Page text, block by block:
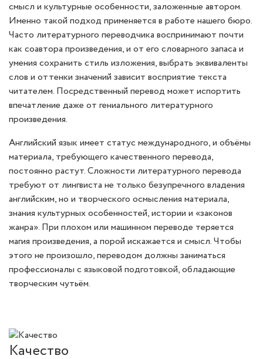
смысл и культурные особенности, заложенные автором.
Именно такой подход применяется в работе нашего бюро.
Часто литературного переводчика воспринимают почти
как соавтора произведения, и от его словарного запаса и
умения сохранить стиль изложения, выбрать эквиваленты
слов и оттенки значений зависит восприятие текста
читателем. Посредственный перевод может испортить
впечатление даже от гениального литературного
произведения.
Английский язык имеет статус международного, и объёмы
материала, требующего качественного перевода,
постоянно растут. Сложности литературного перевода
требуют от лингвиста не только безупречного владения
английским, но и творческого осмысления материала,
знания культурных особенностей, истории и «законов
жанра». При плохом или машинном переводе теряется
магия произведения, а порой искажается и смысл. Чтобы
этого не произошло, переводом должны заниматься
профессионалы с языковой подготовкой, обладающие
творческим чутьём.
Качество